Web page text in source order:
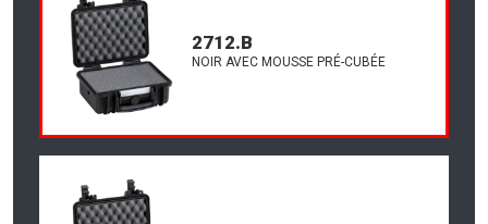
2712.B
NOIR AVEC MOUSSE PRÉ-CUBÉE